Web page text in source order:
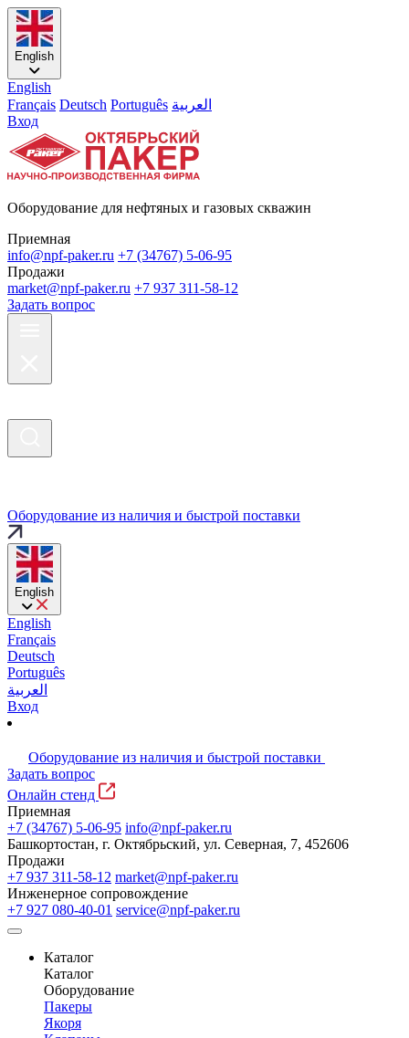
English
English
Français Deutsch Português العربية
Вход
Оборудование для нефтяных и газовых скважин
Приемная
info@npf-paker.ru +7 (34767) 5-06-95
Продажи
market@npf-paker.ru +7 937 311-58-12
Задать вопрос
Оборудование из наличия и быстрой поставки
English
English
Français
Deutsch
Português
العربية
Вход
Оборудование из наличия и быстрой поставки
Задать вопрос
Онлайн стенд
Приемная
+7 (34767) 5-06-95 info@npf-paker.ru
Башкортостан, г. Октябрьский, ул. Северная, 7, 452606
Продажи
+7 937 311-58-12 market@npf-paker.ru
Инженерное сопровождение
+7 927 080-40-01 service@npf-paker.ru
Каталог
Каталог
Оборудование
Пакеры
Якоря